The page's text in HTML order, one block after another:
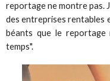
reportage ne montre pas.
des entreprises rentables
béants que le
temps".